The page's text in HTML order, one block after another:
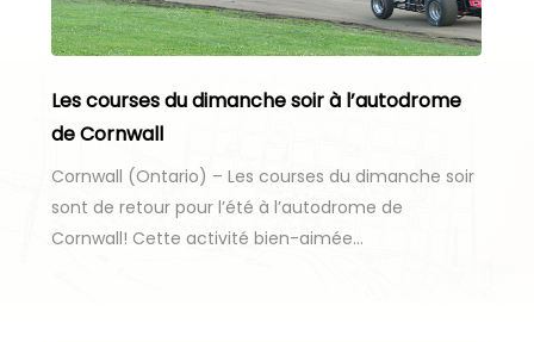
Les courses du dimanche soir à l’autodrome
de Cornwall
Cornwall (Ontario) – Les courses du dimanche soir
sont de retour pour l’été à l’autodrome de
Cornwall! Cette activité bien-aimée…